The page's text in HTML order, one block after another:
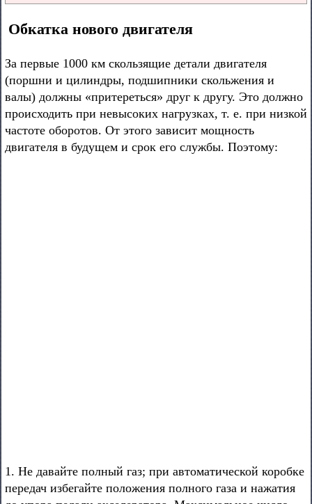
Обкатка нового двигателя
За первые 1000 км скользящие детали двигателя
(поршни и цилиндры, подшипники скольжения и
валы) должны «притереться» друг к другу. Это должно
происходить при невысоких нагрузках, т. е. при низкой
частоте оборотов. От этого зависит мощность
двигателя в будущем и срок его службы. Поэтому:
1. Не давайте полный газ; при автоматической коробке
передач избегайте положения полного газа и нажатия